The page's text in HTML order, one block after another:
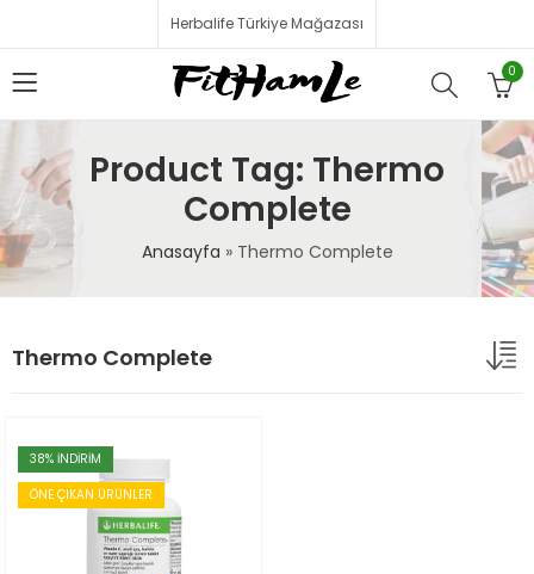
Herbalife Türkiye Mağazası
0
Product Tag: Thermo
Complete
Anasayfa » Thermo Complete
Thermo Complete
38% İNDİRİM
ÖNE ÇIKAN ÜRÜNLER